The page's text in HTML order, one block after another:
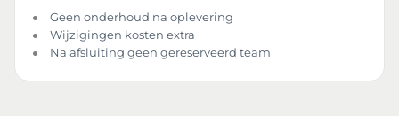
Geen onderhoud na oplevering
Wijzigingen kosten extra
Na afsluiting geen gereserveerd team